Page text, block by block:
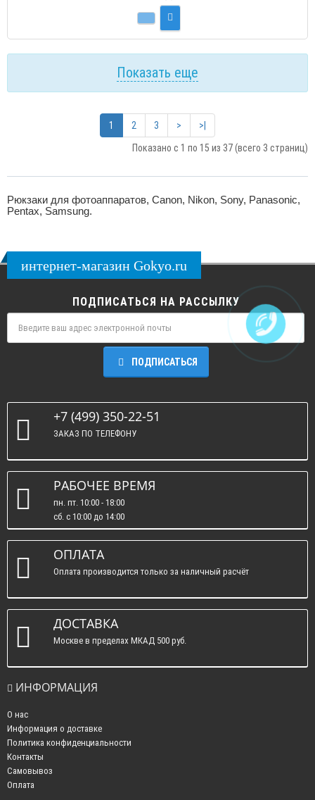
Показать еще
1 2 3 >
>|
Показано с 1 по 15 из 37 (всего 3 страниц)
Рюкзаки для фотоаппаратов, Canon, Nikon, Sony, Panasonic,
Pentax, Samsung.
интернет-магазин Gokyo.ru
ПОДПИСАТЬСЯ НА РАССЫЛКУ
ПОДПИСАТЬСЯ
+7 (499) 350-22-51
ЗАКАЗ ПО ТЕЛЕФОНУ
РАБОЧЕЕ ВРЕМЯ
пн. пт. 10:00 - 18:00
сб. c 10:00 до 14:00
вс. : выходные.
ОПЛАТА
Оплата производится только за наличный расчёт
ДОСТАВКА
Москве в пределах МКАД 500 руб.
ИНФОРМАЦИЯ
О нас
Информация о доставке
Политика конфиденциальности
Контакты
Самовывоз
Оплата